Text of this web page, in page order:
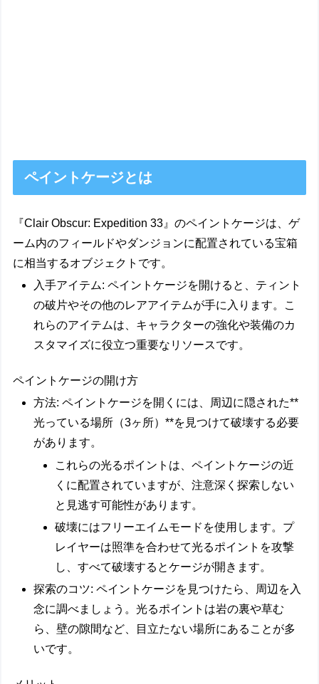
ペイントケージとは
『Clair Obscur: Expedition 33』のペイントケージは、ゲ
ーム内のフィールドやダンジョンに配置されている宝箱
に相当するオブジェクト です。
入手アイテム: ペイントケージを開けると、 ティント
の破片やその他のレアアイテムが手に入ります。こ
れらのアイテムは、キャラクターの強化や装備のカ
スタマイズに役立つ重要なリソースです。
ペイントケージの開け方
方法: ペイントケージを開くには、周辺に隠された**
光っている場所（3ヶ所）**を見つけて破壊する必要
があります。
これらの光るポイントは、ペイントケージの近
くに配置されていますが、注意深く探索しない
と見逃す可能性があります。
破壊にはフリーエイムモード を使用します。プ
レイヤーは照準を合わせて光るポイントを攻撃
し、すべて破壊するとケージが開きます。
探索のコツ: ペイントケージを見つけたら、周辺を入
念に調べましょう。光るポイントは岩の裏や草む
ら、壁の隙間など、目立たない場所にあることが多
いです。